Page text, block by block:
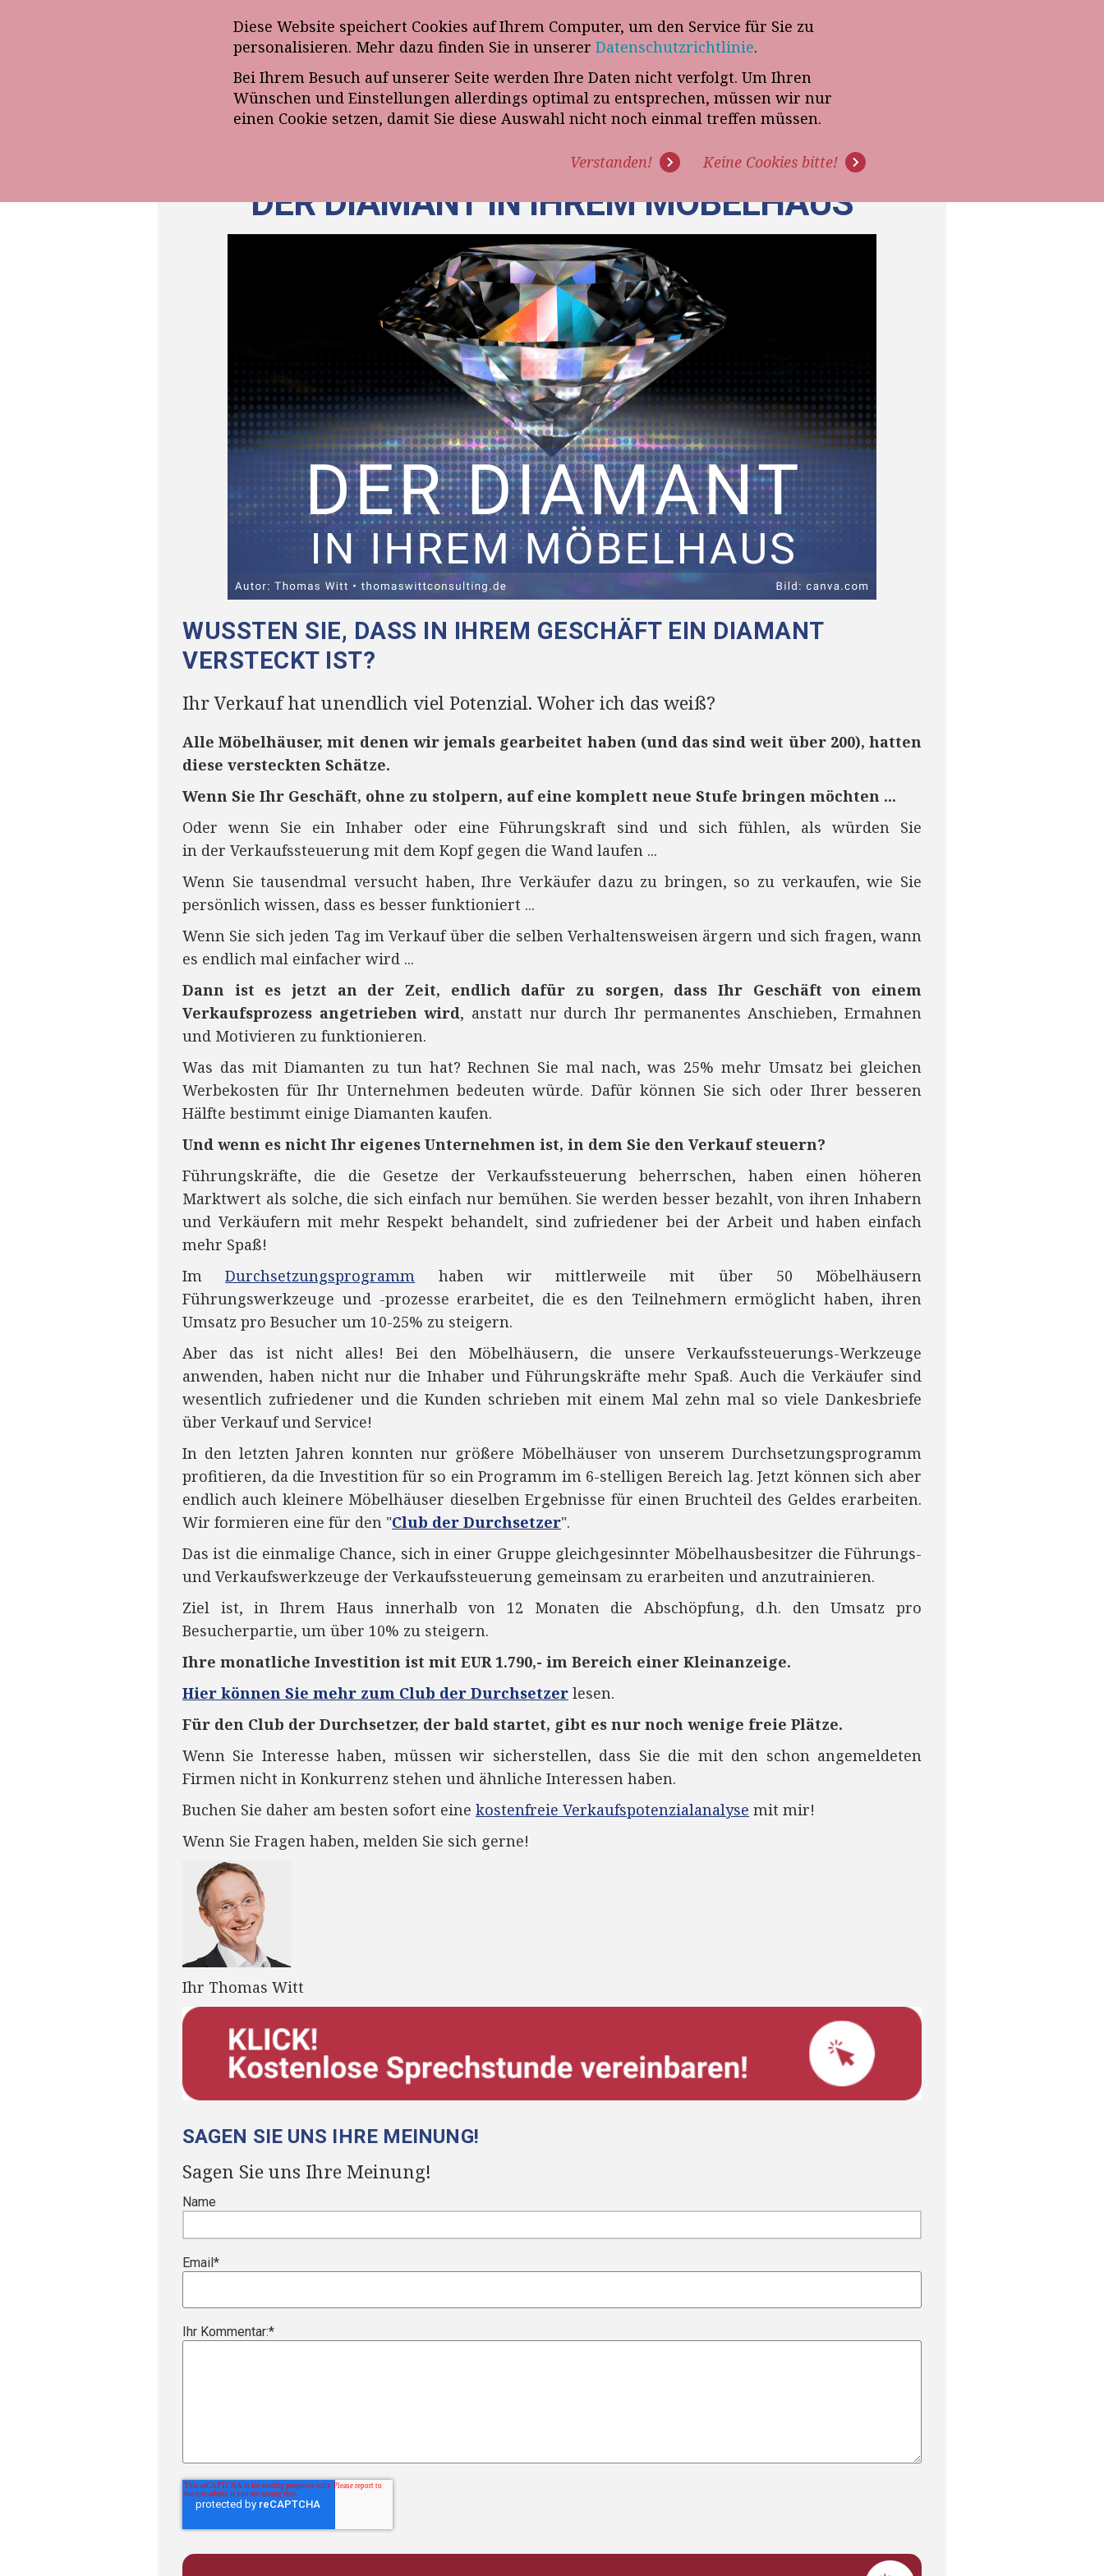
Diese Website speichert Cookies auf Ihrem Computer, um den Service für Sie zu
personalisieren. Mehr dazu finden Sie in unserer Datenschutzrichtlinie.
Bei Ihrem Besuch auf unserer Seite werden Ihre Daten nicht verfolgt. Um Ihren
Wünschen und Einstellungen allerdings optimal zu entsprechen, müssen wir nur
einen Cookie setzen, damit Sie diese Auswahl nicht noch einmal treffen müssen.
Verstanden! Keine Cookies bitte!
Anmeldung zum E-Mail-Newsletter„VERKAUFSSTEUERER“ Telefon-Termin mit Thomas Witt
ÜBER UNS PROGRAMME EXPERTISE REFERENZEN BLOG PODCAST
DER DIAMANT IN IHREM MÖBELHAUS
WUSSTEN SIE, DASS IN IHREM GESCHÄFT EIN DIAMANT
VERSTECKT IST?
Ihr Verkauf hat unendlich viel Potenzial. Woher ich das weiß?
Alle Möbelhäuser, mit denen wir jemals gearbeitet haben (und das sind weit über 200), hatten
diese versteckten Schätze.
Wenn Sie Ihr Geschäft, ohne zu stolpern, auf eine komplett neue Stufe bringen möchten ...
Oder wenn Sie ein Inhaber oder eine Führungskraft sind und sich fühlen, als würden Sie
in der Verkaufssteuerung mit dem Kopf gegen die Wand laufen ...
Wenn Sie tausendmal versucht haben, Ihre Verkäufer dazu zu bringen, so zu verkaufen, wie Sie
persönlich wissen, dass es besser funktioniert ...
Wenn Sie sich jeden Tag im Verkauf über die selben Verhaltensweisen ärgern und sich fragen, wann
es endlich mal einfacher wird ...
Dann ist es jetzt an der Zeit, endlich dafür zu sorgen, dass Ihr Geschäft von einem
Verkaufsprozess angetrieben wird, anstatt nur durch Ihr permanentes Anschieben, Ermahnen
und Motivieren zu funktionieren.
Was das mit Diamanten zu tun hat? Rechnen Sie mal nach, was 25% mehr Umsatz bei gleichen
Werbekosten für Ihr Unternehmen bedeuten würde. Dafür können Sie sich oder Ihrer besseren
Hälfte bestimmt einige Diamanten kaufen.
Und wenn es nicht Ihr eigenes Unternehmen ist, in dem Sie den Verkauf steuern?
Führungskräfte, die die Gesetze der Verkaufssteuerung beherrschen, haben einen höheren
Marktwert als solche, die sich einfach nur bemühen. Sie werden besser bezahlt, von ihren Inhabern
und Verkäufern mit mehr Respekt behandelt, sind zufriedener bei der Arbeit und haben einfach
mehr Spaß!
ImDurchsetzungsprogramm haben wir mittlerweile mit über 50 Möbelhäusern
Führungswerkzeuge und -prozesse erarbeitet, die es den Teilnehmern ermöglicht haben, ihren
Umsatz pro Besucher um 10-25% zu steigern.
Aber das ist nicht alles! Bei den Möbelhäusern, die unsere Verkaufssteuerungs-Werkzeuge
anwenden, haben nicht nur die Inhaber und Führungskräfte mehr Spaß. Auch die Verkäufer sind
wesentlich zufriedener und die Kunden schrieben mit einem Mal zehn mal so viele Dankesbriefe
über Verkauf und Service!
In den letzten Jahren konnten nur größere Möbelhäuser von unserem Durchsetzungsprogramm
profitieren, da die Investition für so ein Programm im 6-stelligen Bereich lag. Jetzt können sich aber
endlich auch kleinere Möbelhäuser dieselben Ergebnisse für einen Bruchteil des Geldes erarbeiten.
Wir formieren eine für den "Club der Durchsetzer".
Das ist die einmalige Chance, sich in einer Gruppe gleichgesinnter Möbelhausbesitzer die Führungs-
und Verkaufswerkzeuge der Verkaufssteuerung gemeinsam zu erarbeiten und anzutrainieren.
Ziel ist, in Ihrem Haus innerhalb von 12 Monaten die Abschöpfung, d.h. den Umsatz pro
Besucherpartie, um über 10% zu steigern.
Ihre monatliche Investition ist mit EUR 1.790,- im Bereich einer Kleinanzeige.
Hier können Sie mehr zum Club der Durchsetzer lesen.
Für den Club der Durchsetzer, der bald startet, gibt es nur noch wenige freie Plätze.
Wenn Sie Interesse haben, müssen wir sicherstellen, dass Sie die mit den schon angemeldeten
Firmen nicht in Konkurrenz stehen und ähnliche Interessen haben.
Buchen Sie daher am besten sofort eine kostenfreie Verkaufspotenzialanalyse mit mir!
Wenn Sie Fragen haben, melden Sie sich gerne!
Ihr Thomas Witt
SAGEN SIE UNS IHRE MEINUNG!
Sagen Sie uns Ihre Meinung!
Name
Email*
Ihr Kommentar:*